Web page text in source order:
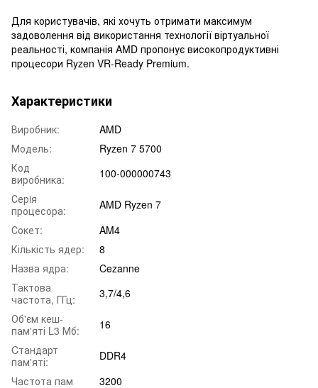
Для користувачів, які хочуть отримати максимум
задоволення від використання технології віртуальної
реальності, компанія AMD пропонує високопродуктивні
процесори Ryzen VR-Ready Premium.
Характеристики
Виробник:
AMD
Модель:
Ryzen 7 5700
Код
виробника:
100-000000743
Серiя
процесора:
AMD Ryzen 7
Сокет:
AM4
Кількість ядер:
8
Назва ядра:
Cezanne
Тактова
частота, ГГц:
3,7/4,6
Об'єм кеш-
пам'яті L3 Мб:
16
Cтандарт
пам'яті:
DDR4
Частота пам
3200